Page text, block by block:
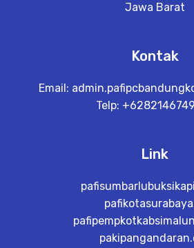
Jawa Barat
Kontak
Email:
Telp:
Link